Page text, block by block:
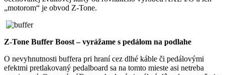
„motorom“ je obvod Z-Tone.
Z-Tone Buffer Boost – vyrážame s pedálom na podlahe
O nevyhnutnosti buffera pri hraní cez dlhé káble či pedálovými
efektmi pretlakovaný pedalboard sa na tomto mieste asi netreba